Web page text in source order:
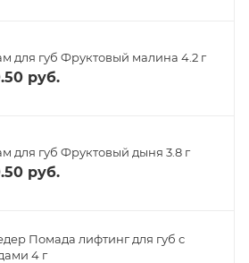
для губ Фруктовый малина 4.2 г
руб.
для губ Фруктовый дыня 3.8 г
руб.
Помада лифтинг для губ с
4 г